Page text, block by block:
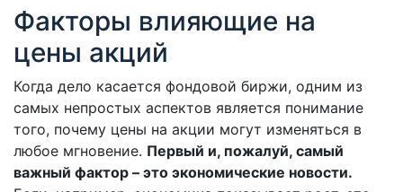
Факторы влияющие на
цены акций
Когда дело касается фондовой биржи, одним из
самых непростых аспектов является понимание
того, почему цены на акции могут изменяться в
любое мгновение. Первый и, пожалуй, самый
важный фактор – это экономические новости.